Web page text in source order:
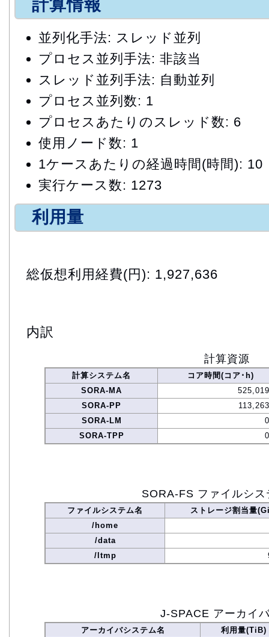
計算情報
並列化手法: スレッド並列
プロセス並列手法: 非該当
スレッド並列手法: 自動並列
プロセス並列数: 1
プロセスあたりのスレッド数: 6
使用ノード数: 1
1ケースあたりの経過時間(時間): 10
実行ケース数: 1273
利用量
総仮想利用経費(円): 1,927,636
内訳
計算資源
計算システム名
コア時間(コア･h)
SORA-MA
SORA-PP
SORA-LM
SORA-TPP
SORA-FS ファイルシス
ファイルシステム名
ストレージ割当量
/home
/data
/ltmp
J-SPACE アーカイ
アーカイバシステム名
利用量(TiB)